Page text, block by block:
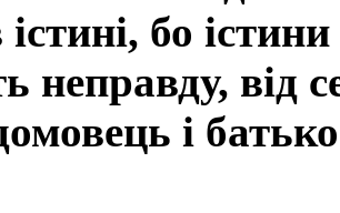
істині, бо
неправду, від
і